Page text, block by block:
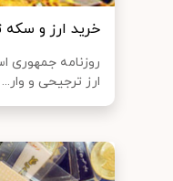
خرید ارز و
روزنامه جمهوری
ارز ترجیحی و وار...